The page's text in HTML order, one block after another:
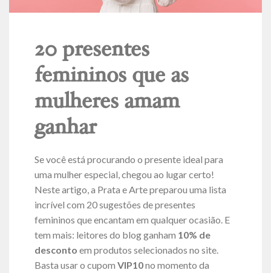
20 presentes
femininos que as
mulheres amam
ganhar
Se você está procurando o presente ideal para
uma mulher especial, chegou ao lugar certo!
Neste artigo, a Prata e Arte preparou uma lista
incrível com 20 sugestões de presentes
femininos que encantam em qualquer ocasião. E
tem mais: leitores do blog ganham 10% de
desconto em produtos selecionados no site.
Basta usar o cupom VIP10no momento da